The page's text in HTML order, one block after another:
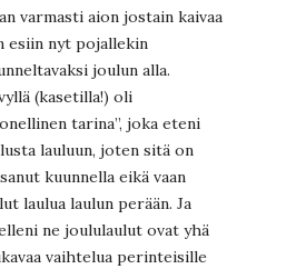
varmasti aion jostain kaivaa
esiin nyt pojallekin
joulun alla.
(kasetilla!) oli
tarina”, joka eteni
lauluun, joten sitä on
kuunnella eikä vaan
laulua laulun perään. Ja
ne joululaulut ovat yhä
vaihtelua perinteisille